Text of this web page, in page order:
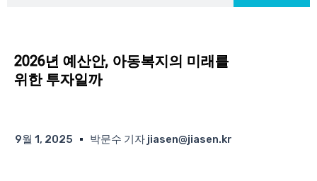
2026년 예산안, 아동복지의 미래를
위한 투자일까
9월 1, 2025 박문수 기자 jiasen@jiasen.kr